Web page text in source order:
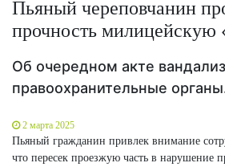
Пьяный череповчанин
прочность милицейскую
Об очередном акте
правоохранительные
2 марта 2025
Пьяный гражданин привлек внимание
что пересек проезжую часть в нарушение